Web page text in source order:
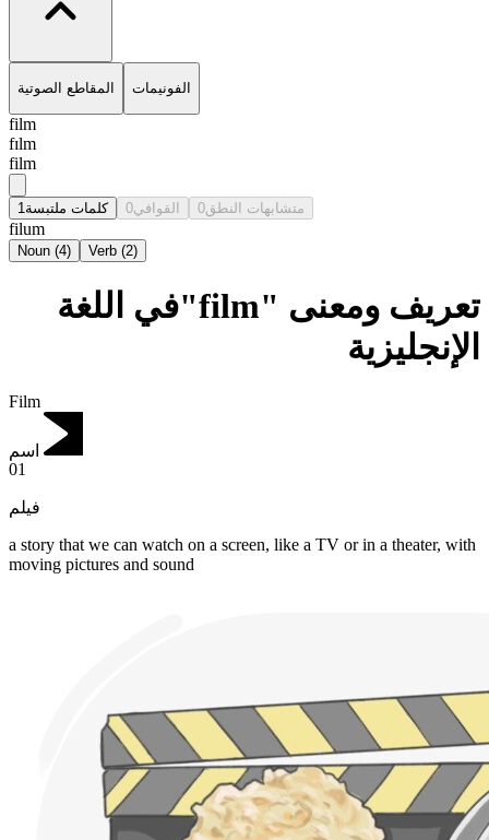
المقاطع الصوتية الفونيمات
film
fɪlm
film
كلمات ملتبسة 1 القوافي0 متشابهات النطق0
filum
Noun (4) Verb (2)
تعريف ومعنى "film"في اللغة
الإنجليزية
Film
اسم
01
فيلم
a story that we can watch on a screen, like a TV or in a theater, with
moving pictures and sound